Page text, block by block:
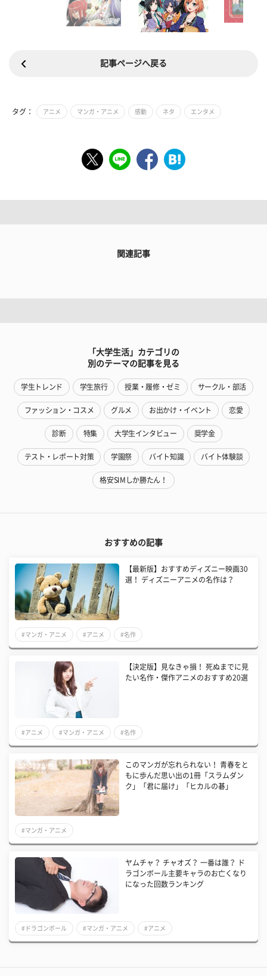
記事ページへ戻る
タグ： アニメ マンガ・アニメ 感動 ネタ エンタメ
関連記事
「大学生活」カテゴリの
別のテーマの記事を見る
学生トレンド 学生旅行 授業・履修・ゼミ サークル・部活
ファッション・コスメ グルメ お出かけ・イベント 恋愛
診断 特集 大学生インタビュー 奨学金
テスト・レポート対策 学園祭 バイト知識 バイト体験談
格安SIMしか勝たん！
おすすめの記事
【最新版】おすすめディズニー映画30
選！ ディズニーアニメの名作は？
#マンガ・アニメ #アニメ #名作
【決定版】見なきゃ損！ 死ぬまでに見
たい名作・傑作アニメのおすすめ20選
#アニメ #マンガ・アニメ #名作
このマンガが忘れられない！ 青春をと
もに歩んだ思い出の1冊「スラムダン
ク」「君に届け」「ヒカルの碁」
#マンガ・アニメ
ヤムチャ？ チャオズ？ 一番は誰？ ド
ラゴンボール主要キャラのお亡くなり
になった回数ランキング
#ドラゴンボール #マンガ・アニメ #アニメ